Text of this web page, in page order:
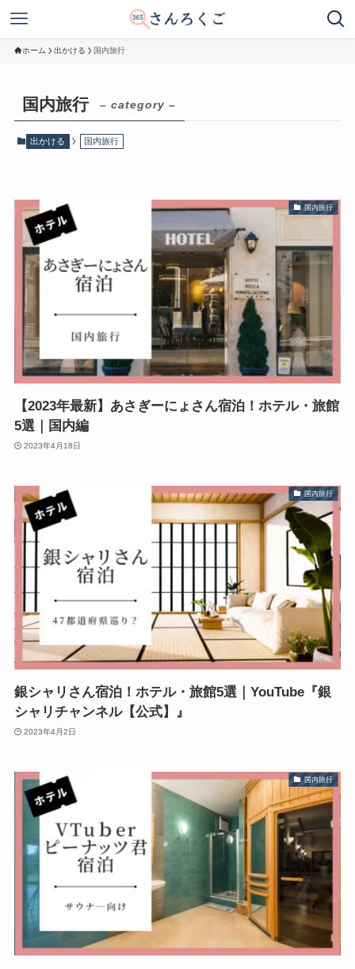
ホーム 出かける 国内旅行
国内旅行 – category –
出かける 国内旅行
国内旅行
【2023年最新】あさぎーにょさん宿泊！ホテル・旅館
5選｜国内編
2023年4月18日
国内旅行
銀シャリさん宿泊！ホテル・旅館5選｜YouTube『銀
シャリチャンネル【公式】』
2023年4月2日
国内旅行